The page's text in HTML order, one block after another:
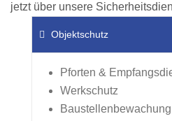
jetzt über unsere
Objektschutz
Pforten &
Werkschutz
Baustellenbewachung